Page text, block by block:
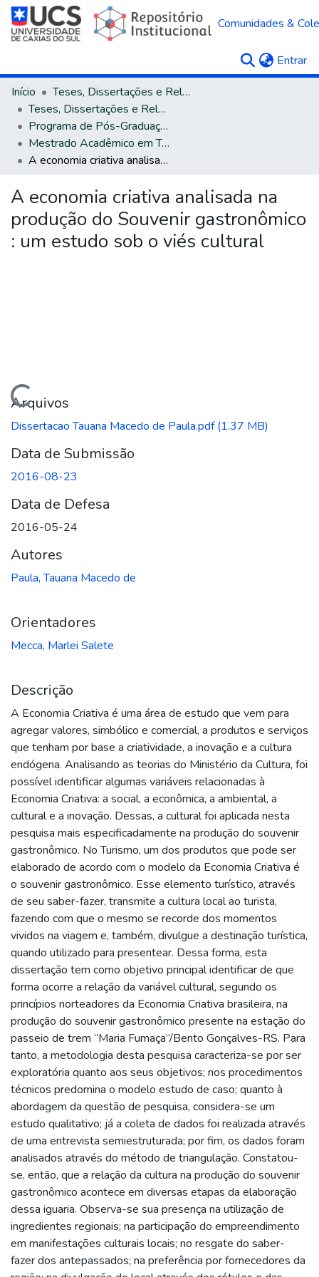
Comunidades &
Entrar
Início
Teses, Dissertações e Relatórios
Teses, Dissertações e Relatórios defendidos na UCS
Programa de Pós-Graduação em Turismo e Hospitalidade
Mestrado Acadêmico em Turismo e Hospitalidade
A economia criativa analisada na produção do Souvenir gastronômico : um estudo sob o viés cultural
A economia criativa analisada na
produção do Souvenir gastronômico
: um estudo sob o viés cultural
Arquivos
Dissertacao Tauana Macedo de Paula.pdf(1.37 MB)
Data de Submissão
2016-08-23
Data de Defesa
2016-05-24
Autores
Paula, Tauana Macedo de
Orientadores
Mecca, Marlei Salete
Descrição
A Economia Criativa é uma área de estudo que vem para
agregar valores, simbólico e comercial, a produtos e serviços
que tenham por base a criatividade, a inovação e a cultura
endógena. Analisando as teorias do Ministério da Cultura, foi
possível identificar algumas variáveis relacionadas à
Economia Criativa: a social, a econômica, a ambiental, a
cultural e a inovação. Dessas, a cultural foi aplicada nesta
pesquisa mais especificadamente na produção do souvenir
gastronômico. No Turismo, um dos produtos que pode ser
elaborado de acordo com o modelo da Economia Criativa é
o souvenir gastronômico. Esse elemento turístico, através
de seu saber-fazer, transmite a cultura local ao turista,
fazendo com que o mesmo se recorde dos momentos
vividos na viagem e, também, divulgue a destinação turística,
quando utilizado para presentear. Dessa forma, esta
dissertação tem como objetivo principal identificar de que
forma ocorre a relação da variável cultural, segundo os
princípios norteadores da Economia Criativa brasileira, na
produção do souvenir gastronômico presente na estação do
passeio de trem “Maria Fumaça”/Bento Gonçalves-RS. Para
tanto, a metodologia desta pesquisa caracteriza-se por ser
exploratória quanto aos seus objetivos; nos procedimentos
técnicos predomina o modelo estudo de caso; quanto à
abordagem da questão de pesquisa, considera-se um
estudo qualitativo; já a coleta de dados foi realizada através
de uma entrevista semiestruturada; por fim, os dados foram
analisados através do método de triangulação. Constatou-
se, então, que a relação da cultura na produção do souvenir
gastronômico acontece em diversas etapas da elaboração
dessa iguaria. Observa-se sua presença na utilização de
ingredientes regionais; na participação do empreendimento
em manifestações culturais locais; no resgate do saber-
fazer dos antepassados; na preferência por fornecedores da